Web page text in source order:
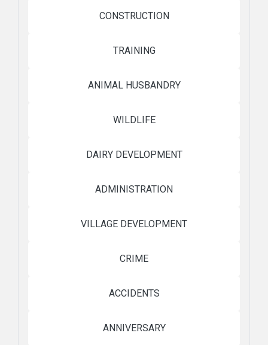
CONSTRUCTION
TRAINING
ANIMAL HUSBANDRY
WILDLIFE
DAIRY DEVELOPMENT
ADMINISTRATION
VILLAGE DEVELOPMENT
CRIME
ACCIDENTS
ANNIVERSARY